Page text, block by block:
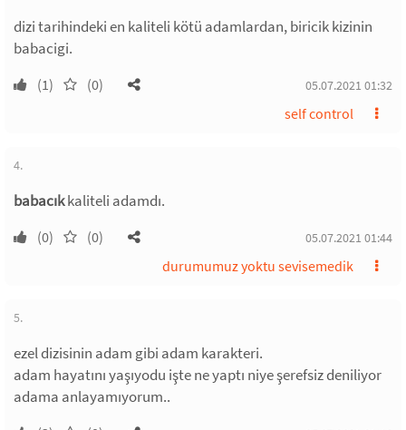
dizi tarihindeki en kaliteli kötü adamlardan, biricik kizinin
babacigi.
(1) (0) 05.07.2021 01:32
self control
4.
babacıkkaliteli adamdı.
(0) (0) 05.07.2021 01:44
durumumuz yoktu sevisemedik
5.
ezel dizisinin adam gibi adam karakteri.
adam hayatını yaşıyodu işte ne yaptı niye şerefsiz deniliyor
adama anlayamıyorum..